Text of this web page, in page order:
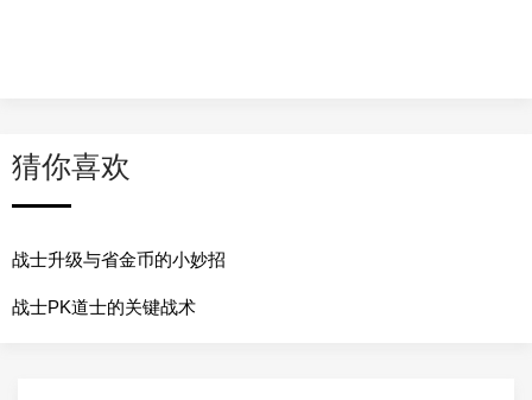
猜你喜欢
战士升级与省金币的小妙招
战士PK道士的关键战术